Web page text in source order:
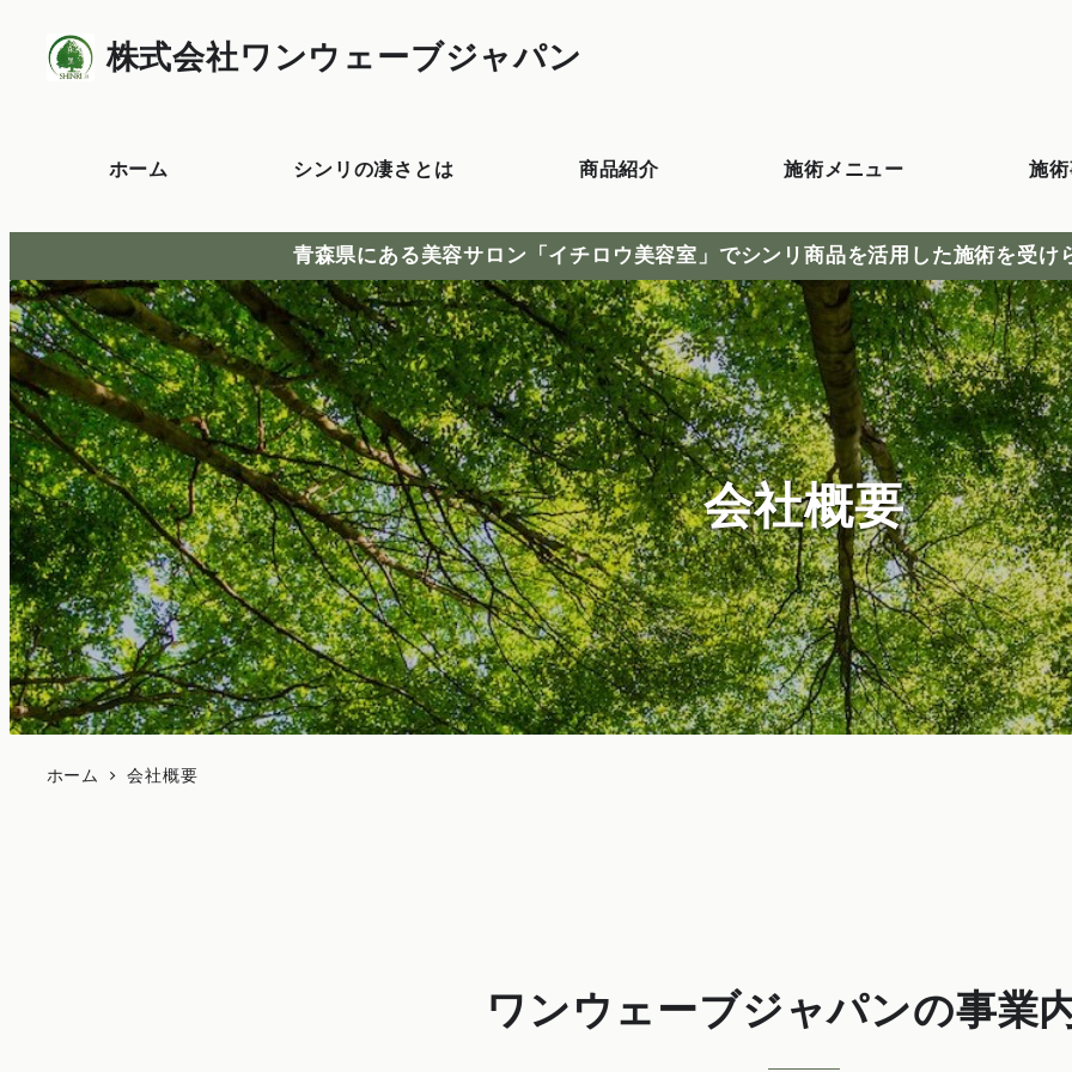
株式会社ワンウェーブジャパン
ホーム シンリの凄さとは 商品紹介 施術メニュー 施
青森県にある美容サロン「イチロウ美容室」でシンリ商品を活用した施術を受け
会社概要
ホーム 会社概要
ワンウェーブジャパンの事業